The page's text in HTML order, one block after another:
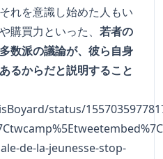
れを意識し始めた人もい
購買力といった、 若者の
数派の議論が、彼ら自身
るからだと説明すること
status/
de-la-jeunesse-stop-